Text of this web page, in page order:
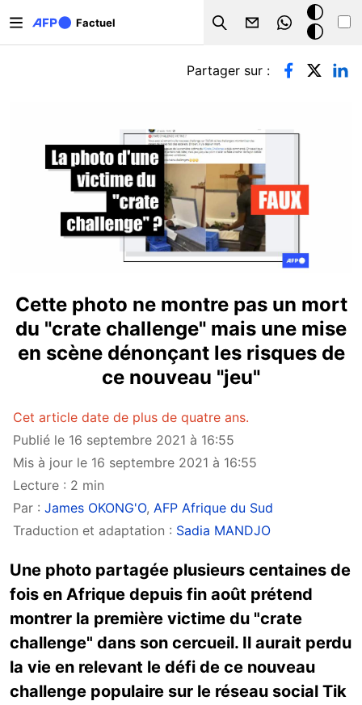
Factuel
Search
Mode
sombre
Onglets principaux
Partager sur :
Cette photo ne montre pas un mort
du "crate challenge" mais une mise
en scène dénonçant les risques de
ce nouveau "jeu"
Cet article date de plus de quatre ans.
Publié le 16 septembre 2021 à 16:55
Mis à jour le 16 septembre 2021 à 16:55
Lecture : 2 min
Par : James OKONG'O, AFP Afrique du Sud
Traduction et adaptation : Sadia MANDJO
Une photo partagée plusieurs centaines de
fois en Afrique depuis fin août prétend
montrer la première victime du "crate
challenge" dans son cercueil. Il aurait perdu
la vie en relevant le défi de ce nouveau
challenge populaire sur le réseau social Tik